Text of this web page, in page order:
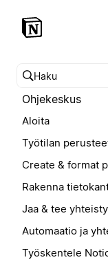
Hae
Ohjekeskus
Aloita
Työtilan
Create & format
Rakenna
Jaa & tee
Automaatio ja
Työskentele